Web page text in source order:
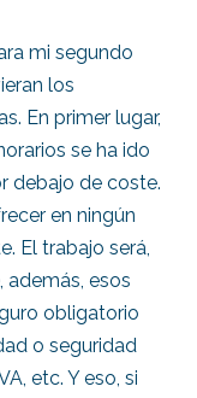
mi segundo
los
En primer lugar,
se ha ido
debajo de coste.
en ningún
El trabajo será,
además, esos
obligatorio
o seguridad
etc. Y eso, si